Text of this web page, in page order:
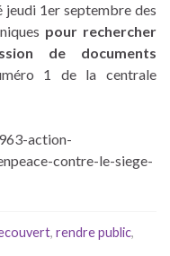
jeudi 1er septembre des
pour rechercher
de documents
1 de la centrale
action-
contre-le-siege-
, rendre public,